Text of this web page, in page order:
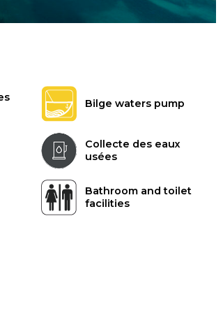
Bilge waters pump
Collecte des eaux
usées
Bathroom and toilet
facilities